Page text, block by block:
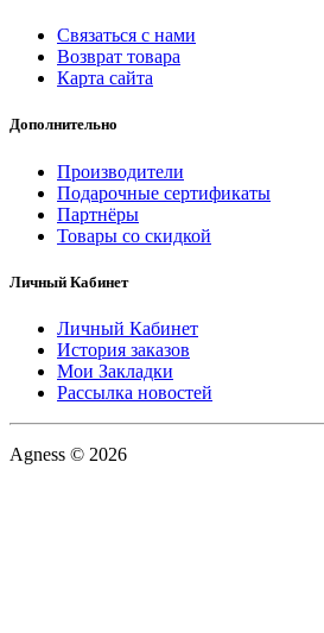
Связаться с нами
Возврат товара
Карта сайта
Дополнительно
Производители
Подарочные сертификаты
Партнёры
Товары со скидкой
Личный Кабинет
Личный Кабинет
История заказов
Мои Закладки
Рассылка новостей
Agness © 2026